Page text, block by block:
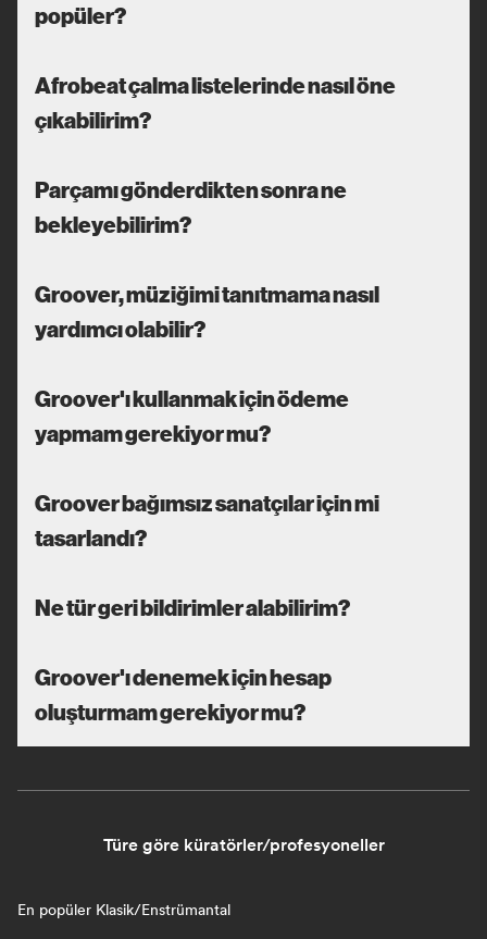
popüler?
Afrobeat çalma listelerinde nasıl öne
çıkabilirim?
Parçamı gönderdikten sonra ne
bekleyebilirim?
Groover, müziğimi tanıtmama nasıl
yardımcı olabilir?
Groover'ı kullanmak için ödeme
yapmam gerekiyor mu?
Groover bağımsız sanatçılar için mi
tasarlandı?
Ne tür geri bildirimler alabilirim?
Groover'ı denemek için hesap
oluşturmam gerekiyor mu?
Türe göre küratörler/profesyoneller
En popüler Klasik/Enstrümantal